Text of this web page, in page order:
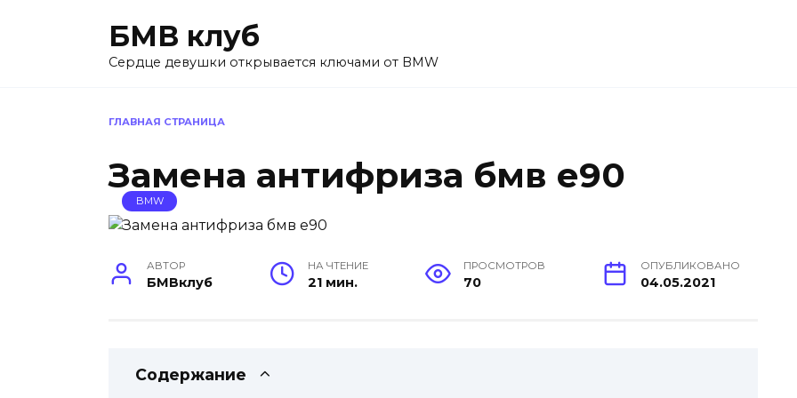
БМВ клуб
Сердце девушки открывается ключами от BMW
ГЛАВНАЯ СТРАНИЦА
Замена антифриза бмв е90
BMW
АВТОР
БМВклуб
НА ЧТЕНИЕ
21 мин.
ПРОСМОТРОВ
70
ОПУБЛИКОВАНО
04.05.2021
Содержание